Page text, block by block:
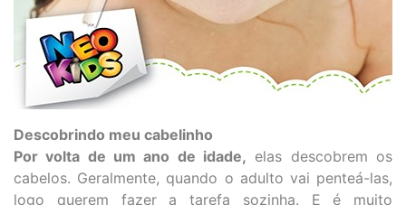
Descobrindo meu cabelinho
Por volta de um ano de idade, elas descobrem os
cabelos. Geralmente, quando o adulto vai penteá-las,
logo querem fazer a tarefa sozinha. E é muito